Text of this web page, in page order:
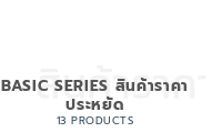
BASIC SERIES สินค้าราคา
ประหยัด
13 PRODUCTS